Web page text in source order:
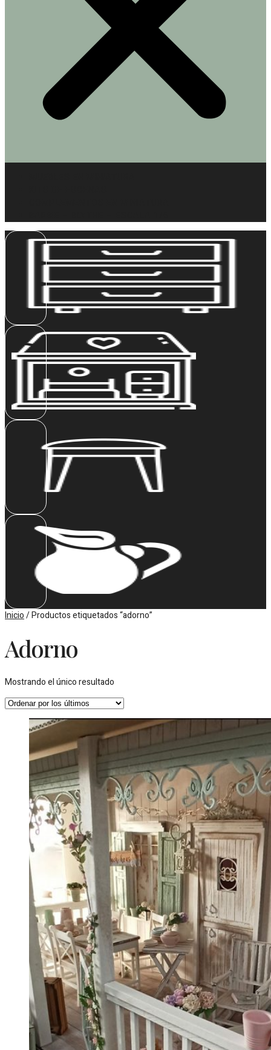
Inicio/ Productos etiquetados “adorno”
Adorno
Mostrando el único resultado